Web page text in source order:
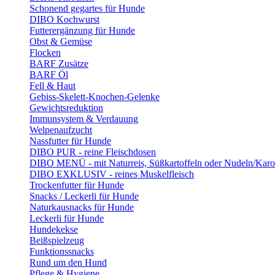
Schonend gegartes für Hunde
DIBO Kochwurst
Futterergänzung für Hunde
Obst & Gemüse
Flocken
BARF Zusätze
BARF Öl
Fell & Haut
Gebiss-Skelett-Knochen-Gelenke
Gewichtsreduktion
Immunsystem & Verdauung
Welpenaufzucht
Nassfutter für Hunde
DIBO PUR - reine Fleischdosen
DIBO MENÜ - mit Naturreis, Süßkartoffeln oder Nudeln/
DIBO EXKLUSIV - reines Muskelfleisch
Trockenfutter für Hunde
Snacks / Leckerli für Hunde
Naturkausnacks für Hunde
Leckerli für Hunde
Hundekekse
Beißspielzeug
Funktionssnacks
Rund um den Hund